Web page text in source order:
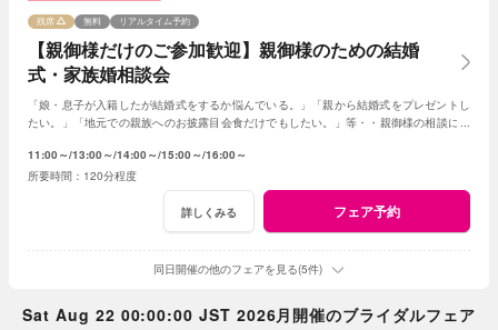
【親御様だけのご参加歓迎】親御様のための結婚
式・家族婚相談会
残席 無料 リアルタイム予約
「娘・息子が入籍したが結婚式をするか悩んでいる。」「親から結婚式をプレゼントし
たい。」「地元での親族へのお披露目会食だけでもしたい。」等・・親御様の相談にベ
11:00～ 13:00～ 14:00～ 15:00～ 16:00～
120分程度
詳しくみる フェア予約
同日開催の他のフェアを見る(5件)
Sat Aug 22 00:00:00 JST 2026月開催のブライダルフェア